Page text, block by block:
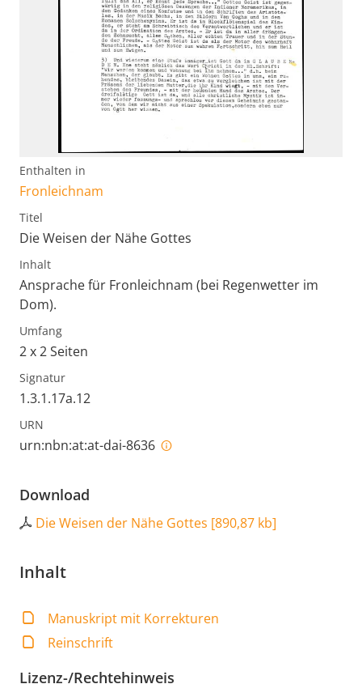
Enthalten in
Fronleichnam
Titel
Die Weisen der Nähe Gottes
Inhalt
Ansprache für Fronleichnam (bei Regenwetter im
Dom).
Umfang
2 x 2 Seiten
Signatur
1.3.1.17a.12
URN
urn:nbn:at:at-dai-8636
Download
Die Weisen der Nähe Gottes [890,87 kb]
Inhalt
Manuskript mit Korrekturen
Reinschrift
Lizenz-/Rechtehinweis